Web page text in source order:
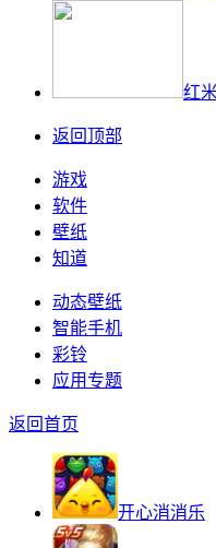
红米
返回顶部
游戏
软件
壁纸
知道
动态壁纸
智能手机
彩铃
应用专题
返回首页
开心消消乐